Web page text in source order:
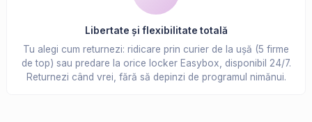
Libertate și flexibilitate totală
Tu alegi cum returnezi: ridicare prin curier de la ușă (5 firme
de top) sau predare la orice locker Easybox, disponibil 24/7.
Returnezi când vrei, fără să depinzi de programul nimănui.